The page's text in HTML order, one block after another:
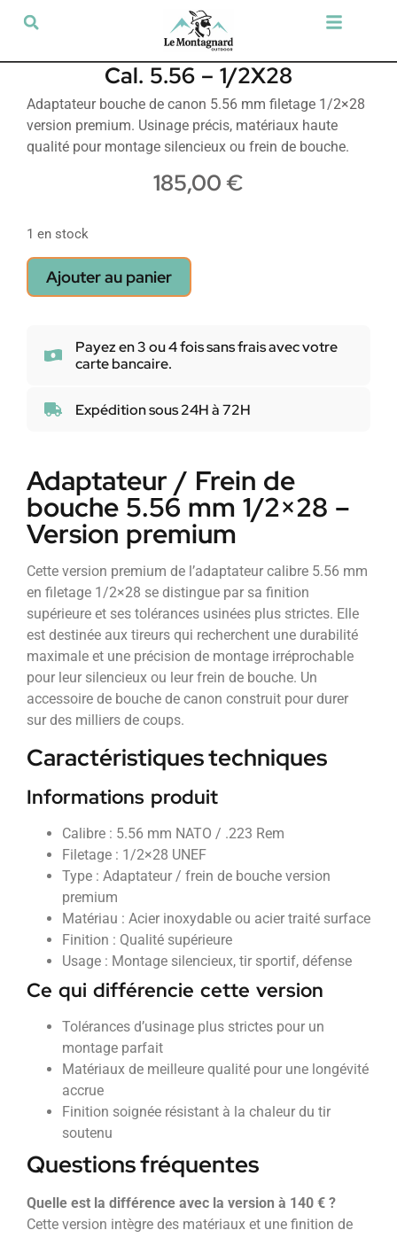
Cal. 5.56 – 1/2X28
Adaptateur bouche de canon 5.56 mm filetage 1/2×28
version premium. Usinage précis, matériaux haute
qualité pour montage silencieux ou frein de bouche.
185,00 €
1 en stock
Ajouter au panier
Payez en 3 ou 4 fois sans frais avec votre
carte bancaire.
Expédition sous 24H à 72H
Adaptateur / Frein de
bouche 5.56 mm 1/2×28 –
Version premium
Cette version premium de l’adaptateur calibre 5.56 mm
en filetage 1/2×28 se distingue par sa finition
supérieure et ses tolérances usinées plus strictes. Elle
est destinée aux tireurs qui recherchent une durabilité
maximale et une précision de montage irréprochable
pour leur silencieux ou leur frein de bouche. Un
accessoire de bouche de canon construit pour durer
sur des milliers de coups.
Caractéristiques techniques
Informations produit
Calibre : 5.56 mm NATO / .223 Rem
Filetage : 1/2×28 UNEF
Type : Adaptateur / frein de bouche version
premium
Matériau : Acier inoxydable ou acier traité surface
Finition : Qualité supérieure
Usage : Montage silencieux, tir sportif, défense
Ce qui différencie cette version
Tolérances d’usinage plus strictes pour un
montage parfait
Matériaux de meilleure qualité pour une longévité
accrue
Finition soignée résistant à la chaleur du tir
soutenu
Questions fréquentes
Quelle est la différence avec la version à 140 € ?
Cette version intègre des matériaux et une finition de